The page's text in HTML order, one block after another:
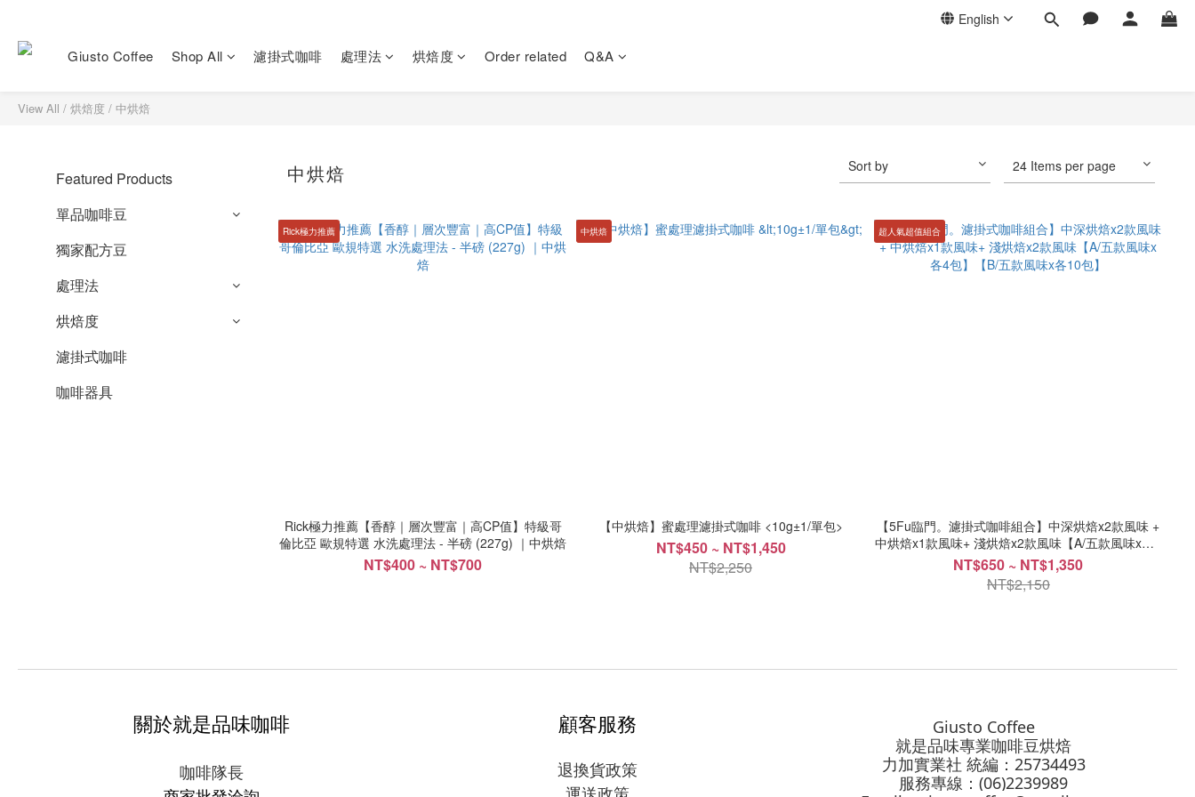
English
Giusto Coffee Shop All 濾掛式咖啡 處理法 烘焙度 Order related Q&A
View All / 烘焙度 / 中烘焙
Featured Products
單品咖啡豆
獨家配方豆
處理法
烘焙度
濾掛式咖啡
咖啡器具
中烘焙 Sort by 24 Items per page
Rick極力推薦
Rick極力推薦【香醇｜層次豐富｜高CP值】特級哥
倫比亞 歐規特選 水洗處理法 - 半磅 (227g) ｜中烘焙
NT$400 ~ NT$700
中烘焙
【中烘焙】蜜處理濾掛式咖啡 <10g±1/單包>
NT$450 ~ NT$1,450
NT$2,250
超人氣超值組合
【5Fu臨門。濾掛式咖啡組合】中深烘焙x2款風味 +
中烘焙x1款風味+ 淺烘焙x2款風味【A/五款風味x各4
包】【B/五款風味x各10包】
NT$650 ~ NT$1,350
NT$2,150
關於就是品味咖啡
咖啡隊長
顧客服務
退換貨政策
Giusto Coffee
就是品味專業咖啡豆烘焙
力加實業社 統編：25734493
服務專線：(06)2239989